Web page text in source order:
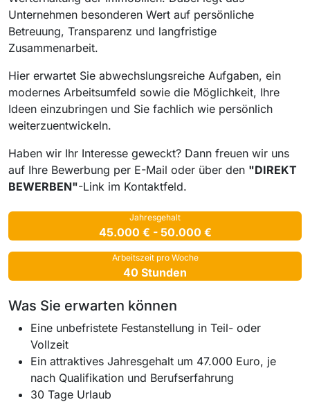
Unternehmen besonderen Wert auf persönliche
Betreuung, Transparenz und langfristige
Zusammenarbeit.
Hier erwartet Sie abwechslungsreiche Aufgaben, ein
modernes Arbeitsumfeld sowie die Möglichkeit, Ihre
Ideen einzubringen und Sie fachlich wie persönlich
weiterzuentwickeln.
Haben wir Ihr Interesse geweckt? Dann freuen wir uns
auf Ihre Bewerbung per E-Mail oder über den "DIREKT
BEWERBEN"-Link im Kontaktfeld.
Jahresgehalt
45.000 € - 50.000 €
Arbeitszeit pro Woche
40 Stunden
Was Sie erwarten können
Eine unbefristete Festanstellung in Teil- oder
Vollzeit
Ein attraktives Jahresgehalt um 47.000 Euro, je
nach Qualifikation und Berufserfahrung
30 Tage Urlaub